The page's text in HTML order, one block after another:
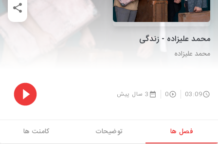
محمد علیزاده - زندگی
محمد علیزاده
03:09
0 3 سال پیش
فصل ها توضیحات کامنت ها